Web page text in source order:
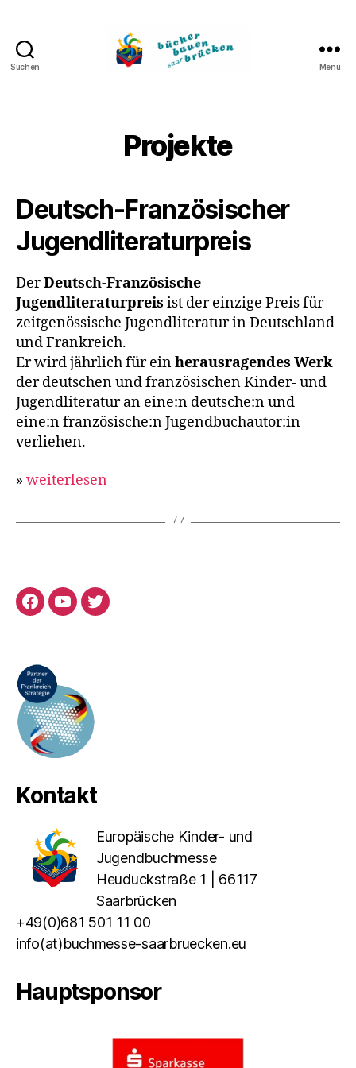
Suchen Menü
Projekte
Deutsch-Französischer
Jugendliteraturpreis
DerDeutsch-Französische
Jugendliteraturpreis ist der einzige Preis für
zeitgenössische Jugendliteratur in Deutschland
und Frankreich.
Er wird jährlich für einherausragendes Werk
der deutschen und französischen Kinder- und
Jugendliteratur an eine:n deutsche:n und
eine:n französische:n Jugendbuchautor:in
verliehen.
» weiterlesen
Facebook
YouTubeTwitter
Kontakt
Europäische Kinder- und
Jugendbuchmesse
Heuduckstraße 1 | 66117
Saarbrücken
+49(0)681 501 11 00
info(at)buchmesse-saarbruecken.eu
Hauptsponsor